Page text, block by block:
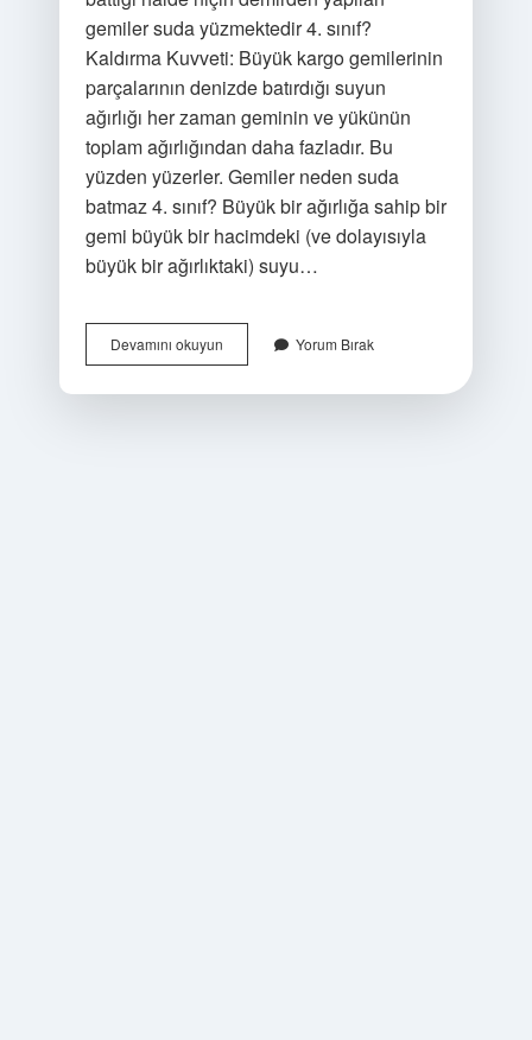
gemiler suda yüzmektedir 4. sınıf?
Kaldırma Kuvveti: Büyük kargo gemilerinin
parçalarının denizde batırdığı suyun
ağırlığı her zaman geminin ve yükünün
toplam ağırlığından daha fazladır. Bu
yüzden yüzerler. Gemiler neden suda
batmaz 4. sınıf? Büyük bir ağırlığa sahip bir
gemi büyük bir hacimdeki (ve dolayısıyla
büyük bir ağırlıktaki) suyu…
Devamını okuyunMetalden
Yapılan
Yorum Bırak